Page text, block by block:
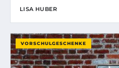
LISA HUBER
VORSCHULGESCHENKE